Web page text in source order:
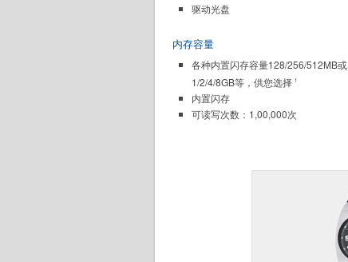
驱动光盘
内存容量
各种内置闪存容量128/256/512MB或
1/2/4/8GB等，供您选择 1
内置闪存
可读写次数：1,00,000次